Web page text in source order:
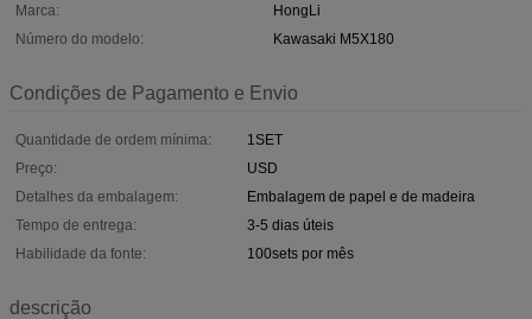
Marca:
HongLi
Número do modelo:
Kawasaki M5X180
Condições de Pagamento e Envio
Quantidade de ordem mínima:
1SET
Preço:
USD
Detalhes da embalagem:
Embalagem de papel e de madeira
Tempo de entrega:
3-5 dias úteis
Habilidade da fonte:
100sets por mês
descrição